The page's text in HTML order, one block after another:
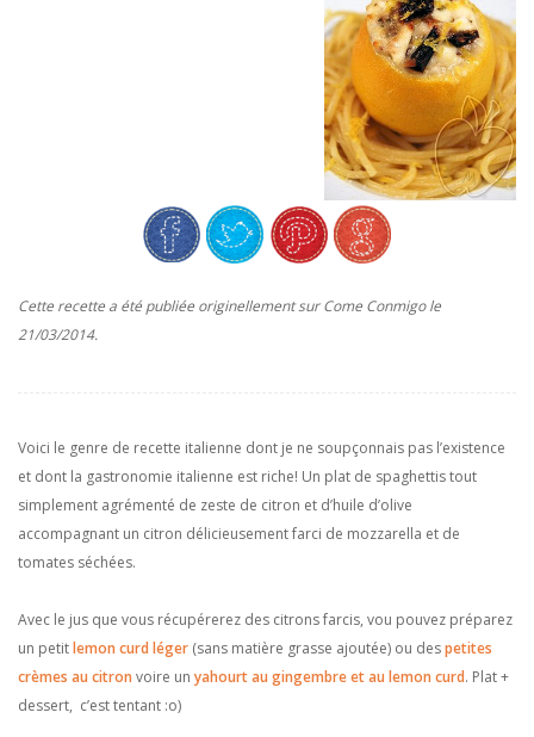
Cette recette a été publiée originellement sur Come Conmigo le
21/03/2014.
Voici le genre de recette italienne dont je ne soupçonnais pas l’existence
et dont la gastronomie italienne est riche! Un plat de spaghettis tout
simplement agrémenté de zeste de citron et d’huile d’olive
accompagnant un citron délicieusement farci de mozzarella et de
tomates séchées.
Avec le jus que vous récupérerez des citrons farcis, vou pouvez préparez
un petitlemon curd léger (sans matière grasse ajoutée) ou despetites
crèmes au citron voire un yahourt au gingembre et au lemon curd. Plat +
dessert, c’est tentant :o)